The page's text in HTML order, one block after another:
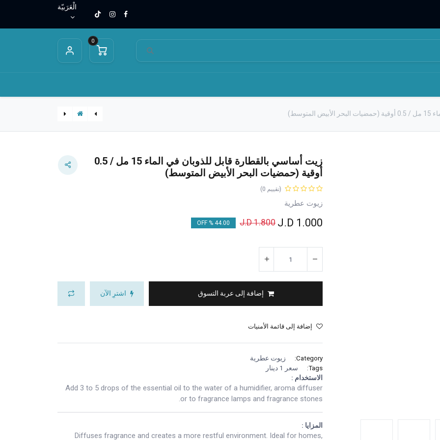
الْعَرَبيّة
0
زيت أساسي بالقطارة قابل للذوبان في الماء 15 مل / 0.5
أوقية (حمضيات البحر الأبيض المتوسط)
(تقييم 0)
زيوت عطرية
1.000
1.800
J.D
44.00 % OFF
إضافة إلى عربة التسوق اشترِ الآن
إضافة إلى قائمة الأمنيات
Category:
زيوت عطرية
Tags:
سعر 1 دينار
الاستخدام :
Add 3 to 5 drops of the essential oil to the water of a humidifier, aroma diffuser
or to fragrance lamps and fragrance stones.
المزايا :
Diffuses fragrance and creates a more restful environment. Ideal for homes,